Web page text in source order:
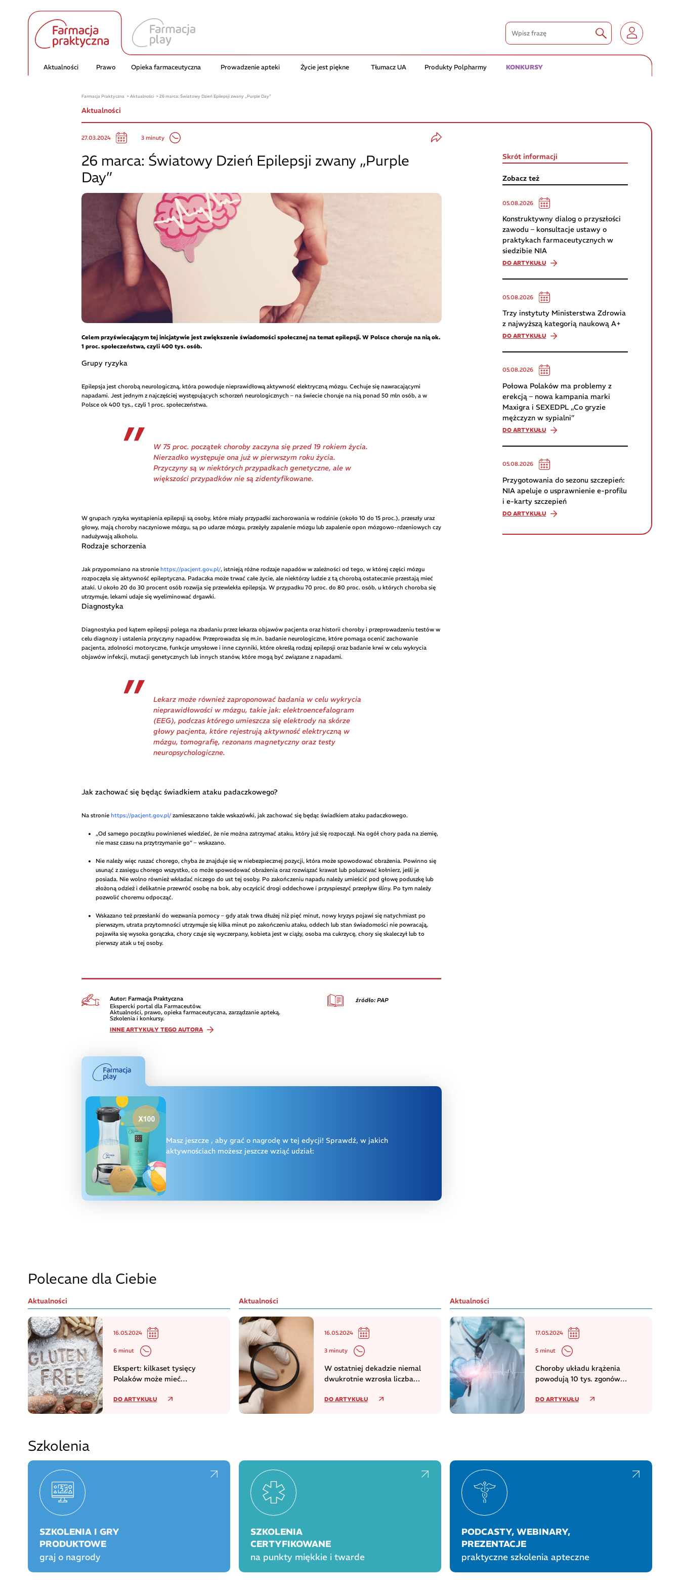
Aktualności Prawo Opieka farmaceutyczna Prowadzenie apteki Życie jest piękne Tłumacz UA Produkty Polpharmy KONKURSY
Farmacja Praktyczna Aktualności 26 marca: Światowy Dzień Epilepsji zwany „Purple Day”
Aktualności
27.03.2024 3 minuty
26 marca: Światowy Dzień Epilepsji zwany „Purple
Day”
Celem przyświecającym tej inicjatywie jest zwiększenie świadomości społecznej na temat epilepsji. W Polsce choruje na nią ok.
1 proc. społeczeństwa, czyli 400 tys. osób.
Grupy ryzyka
Epilepsja jest chorobą neurologiczną, która powoduje nieprawidłową aktywność elektryczną mózgu. Cechuje się nawracającymi
napadami. Jest jednym z najczęściej występujących schorzeń neurologicznych – na świecie choruje na nią ponad 50 mln osób, a w
Polsce ok 400 tys., czyli 1 proc. społeczeństwa.
W 75 proc. początek choroby zaczyna się przed 19 rokiem życia.
Nierzadko występuje ona już w pierwszym roku życia.
Przyczyny są w niektórych przypadkach genetyczne, ale w
większości przypadków nie są zidentyfikowane.
W grupach ryzyka wystąpienia epilepsji są osoby, które miały przypadki zachorowania w rodzinie (około 10 do 15 proc.), przeszły uraz
głowy, mają choroby naczyniowe mózgu, są po udarze mózgu, przeżyły zapalenie mózgu lub zapalenie opon mózgowo-rdzeniowych czy
nadużywają alkoholu.
Rodzaje schorzenia
Jak przypomniano na stronie https://pacjent.gov.pl/, istnieją różne rodzaje napadów w zależności od tego, w której części mózgu
rozpoczęła się aktywność epileptyczna. Padaczka może trwać całe życie, ale niektórzy ludzie z tą chorobą ostatecznie przestają mieć
ataki. U około 20 do 30 procent osób rozwija się przewlekła epilepsja. W przypadku 70 proc. do 80 proc. osób, u których choroba się
utrzymuje, lekami udaje się wyeliminować drgawki.
Diagnostyka
Diagnostyka pod kątem epilepsji polega na zbadaniu przez lekarza objawów pacjenta oraz historii choroby i przeprowadzeniu testów w
celu diagnozy i ustalenia przyczyny napadów. Przeprowadza się m.in. badanie neurologiczne, które pomaga ocenić zachowanie
pacjenta, zdolności motoryczne, funkcje umysłowe i inne czynniki, które określą rodzaj epilepsji oraz badanie krwi w celu wykrycia
objawów infekcji, mutacji genetycznych lub innych stanów, które mogą być związane z napadami.
Lekarz może również zaproponować badania w celu wykrycia
nieprawidłowości w mózgu, takie jak: elektroencefalogram
(EEG), podczas którego umieszcza się elektrody na skórze
głowy pacjenta, które rejestrują aktywność elektryczną w
mózgu, tomografię, rezonans magnetyczny oraz testy
neuropsychologiczne.
Jak zachować się będąc świadkiem ataku padaczkowego?
Na stronie https://pacjent.gov.pl/zamieszczono także wskazówki, jak zachować się będąc świadkiem ataku padaczkowego.
„Od samego początku powinieneś wiedzieć, że nie można zatrzymać ataku, który już się rozpoczął. Na ogół chory pada na ziemię,
nie masz czasu na przytrzymanie go” – wskazano.
Nie należy więc ruszać chorego, chyba że znajduje się w niebezpiecznej pozycji, która może spowodować obrażenia. Powinno się
usunąć z zasięgu chorego wszystko, co może spowodować obrażenia oraz rozwiązać krawat lub poluzować kołnierz, jeśli je
posiada. Nie wolno również wkładać niczego do ust tej osoby. Po zakończeniu napadu należy umieścić pod głowę poduszkę lub
złożoną odzież i delikatnie przewróć osobę na bok, aby oczyścić drogi oddechowe i przyspieszyć przepływ śliny. Po tym należy
pozwolić choremu odpocząć.
Wskazano też przesłanki do wezwania pomocy – gdy atak trwa dłużej niż pięć minut, nowy kryzys pojawi się natychmiast po
pierwszym, utrata przytomności utrzymuje się kilka minut po zakończeniu ataku, oddech lub stan świadomości nie powracają,
pojawiła się wysoka gorączka, chory czuje się wyczerpany, kobieta jest w ciąży, osoba ma cukrzycę, chory się skaleczył lub to
pierwszy atak u tej osoby.
Autor: Farmacja Praktyczna
Ekspercki portal dla Farmaceutów.
Aktualności, prawo, opieka farmaceutyczna, zarządzanie apteką.
Szkolenia i konkursy.
INNE ARTYKUŁY TEGO AUTORA
źródło: PAP
Masz jeszcze , aby grać o nagrodę w tej edycji! Sprawdź, w jakich
aktywnościach możesz jeszcze wziąć udział:
Skrót informacji
Zobacz też
05.08.2026
Konstruktywny dialog o przyszłości
zawodu – konsultacje ustawy o
praktykach farmaceutycznych w
siedzibie NIA
DO ARTYKUŁU
05.08.2026
Trzy instytuty Ministerstwa Zdrowia
z najwyższą kategorią naukową A+
DO ARTYKUŁU
05.08.2026
Połowa Polaków ma problemy z
erekcją – nowa kampania marki
Maxigra i SEXEDPL „Co gryzie
mężczyzn w sypialni”
DO ARTYKUŁU
05.08.2026
Przygotowania do sezonu szczepień:
NIA apeluje o usprawnienie e-profilu
i e-karty szczepień
DO ARTYKUŁU
Polecane dla Ciebie
Aktualności
16.05.2024
6 minut
Ekspert: kilkaset tysięcy
Polaków może mieć
DO ARTYKUŁU
Aktualności
16.05.2024
3 minuty
W ostatniej dekadzie niemal
dwukrotnie wzrosła liczba
DO ARTYKUŁU
Aktualności
17.05.2024
5 minut
Choroby układu krążenia
powodują 10 tys. zgonów
WHO
DO ARTYKUŁU
Szkolenia
SZKOLENIA I GRY
PRODUKTOWE
graj o nagrody
SZKOLENIA
CERTYFIKOWANE
na punkty miękkie i twarde
PODCASTY, WEBINARY,
PREZENTACJE
praktyczne szkolenia apteczne